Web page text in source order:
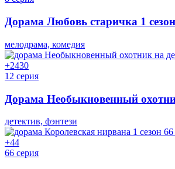
Дорама Любовь старичка 1
мелодрама, комедия
+2430
12 серия
Дорама Необыкновенный
детектив, фэнтези
+44
66 серия